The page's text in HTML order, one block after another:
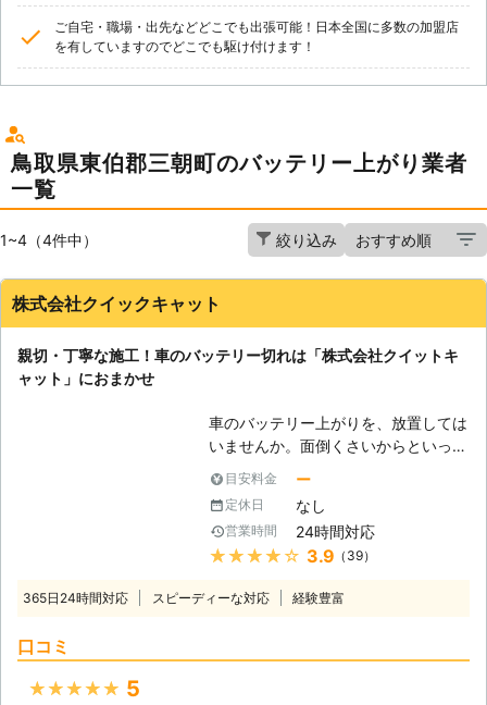
ご自宅・職場・出先などどこでも出張可能！日本全国に多数の加盟店
を有していますのでどこでも駆け付けます！
鳥取県東伯郡三朝町のバッテリー上がり業者
一覧
1~4（4件中） 絞り込み
株式会社クイックキャット
親切・丁寧な施工！車のバッテリー切れは「株式会社クイットキ
ャット」におまかせ
車のバッテリー上がりを、放置しては
いませんか。面倒くさいからといって
バッテリー上がりを放置してしまう
と、タンク内のガソリンが固まって詰
まりを引き起こす恐れがあります。そ
のため、車のバッテリー上がりはすぐ
にでも解消する必要があるのです。
きは、「株式会社クイックキャット」
目安料金 ー
定休日 なし
営業時間 24時間対応
★★★★★ 3.9 （39）
365日24時間対応 スピーディーな対応 経験豊富
口コミ
★★★★★ 5